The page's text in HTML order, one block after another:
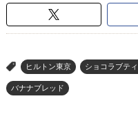
> ヒルトン東京 ショコラブテ
バナナブレッド